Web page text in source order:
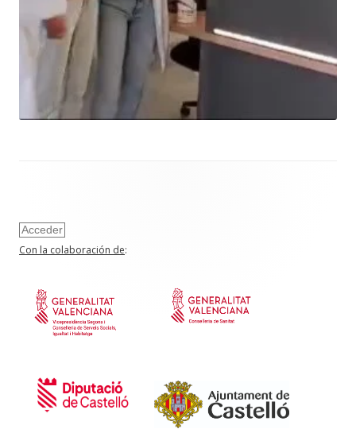
Acceder
Con la colaboración de: